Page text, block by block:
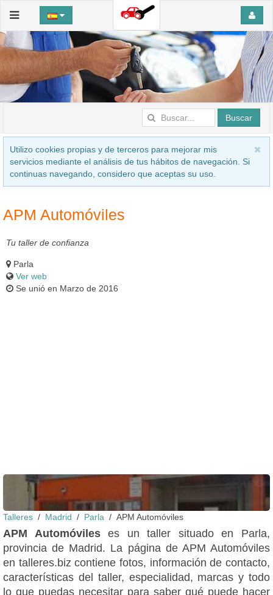
Buscar
Utilizo cookies propias y de terceros para mejorar mis
servicios mediante el análisis de tus hábitos de navegación. Si
continuas navegando, considero que aceptas su uso.
APM Automóviles
Tu taller de confianza
Parla
Ver web
Se unió en Marzo de 2016
Talleres Madrid Parla APM Automóviles
APM Automóvileses un taller situado en Parla,
provincia de Madrid. La página de APM Automóviles
en talleres.biz contiene fotos, información de contacto,
características del taller, especialidad, marcas y todo
lo que puedas necesitar para saber qué puede hacer